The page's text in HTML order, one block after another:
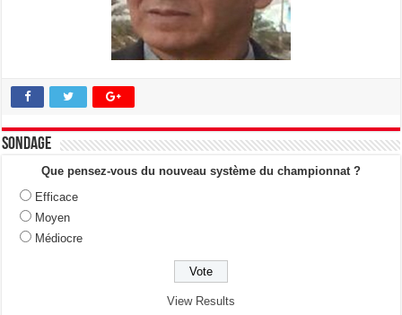
Sondage
Que pensez-vous du nouveau système du championnat ?
Efficace
Moyen
Médiocre
View Results